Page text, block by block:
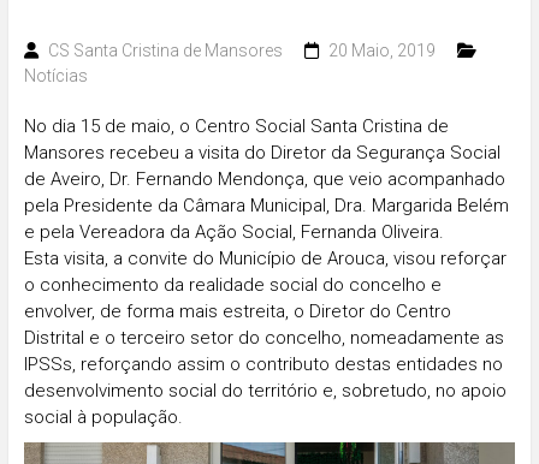
Mansores
CS Santa Cristina de Mansores
20 Maio, 2019
Notícias
No dia 15 de maio, o Centro Social Santa Cristina de
Mansores recebeu a visita do Diretor da Segurança Social
de Aveiro, Dr. Fernando Mendonça, que veio acompanhado
pela Presidente da Câmara Municipal, Dra. Margarida Belém
e pela Vereadora da Ação Social, Fernanda Oliveira.
Esta visita, a convite do Município de Arouca, visou reforçar
o conhecimento da realidade social do concelho e
envolver, de forma mais estreita, o Diretor do Centro
Distrital e o terceiro setor do concelho, nomeadamente as
IPSSs, reforçando assim o contributo destas entidades no
desenvolvimento social do território e, sobretudo, no apoio
social à população.